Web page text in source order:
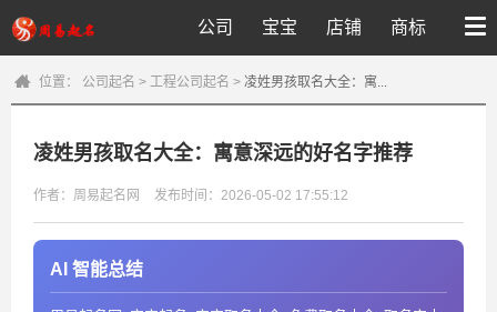
公司 宝宝 店铺 商标
位置： 公司起名 > 工程公司起名 > 凌姓男孩取名大全：寓...
凌姓男孩取名大全：寓意深远的好名字推荐
作者：周易起名网 发布时间：2026-05-02 17:55:12
AI 智能总结